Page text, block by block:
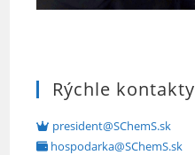
Rýchle kontakty
president@SChemS.sk
hospodarka@SChemS.sk